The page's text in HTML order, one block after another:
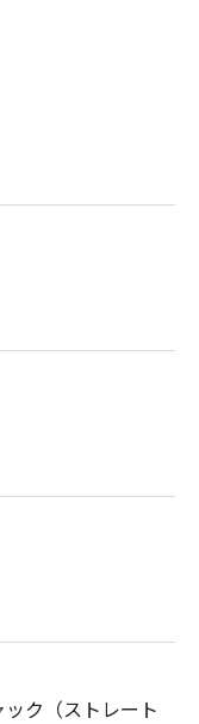
ク（ストレート